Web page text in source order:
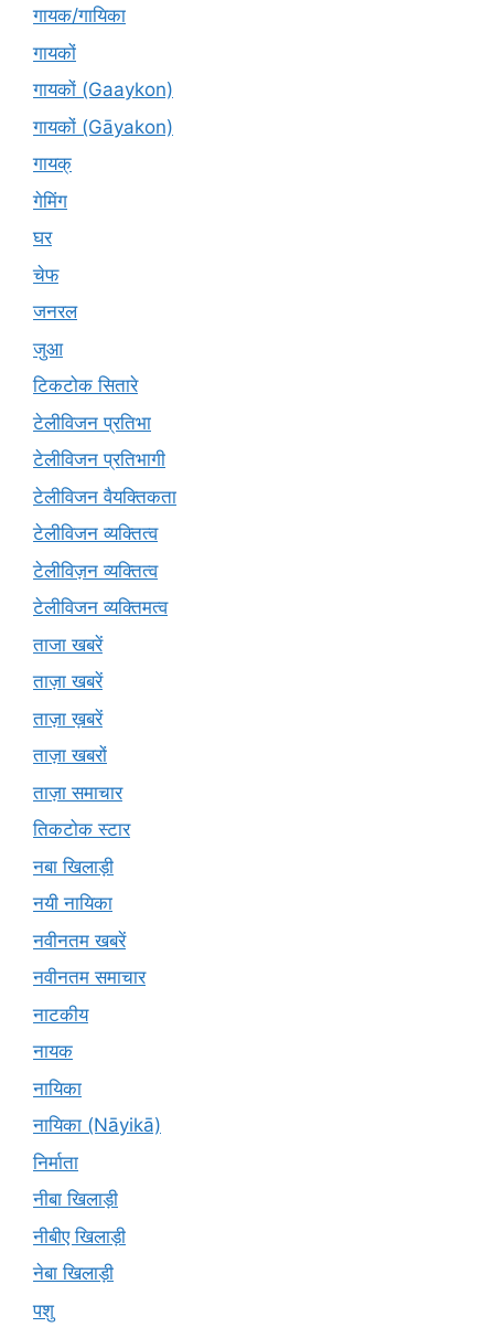
गायक/गायिका
गायकों
गायकों (Gaaykon)
गायकों (Gāyakon)
गायक्
गेमिंग
घर
चेफ
जनरल
जुआ
टिकटोक सितारे
टेलीविजन प्रतिभा
टेलीविजन प्रतिभागी
टेलीविजन वैयक्तिकता
टेलीविजन व्यक्तित्व
टेलीविज़न व्यक्तित्व
टेलीविजन व्यक्तिमत्व
ताजा खबरें
ताज़ा खबरें
ताज़ा ख़बरें
ताज़ा खबरों
ताज़ा समाचार
तिकटोक स्टार
नबा खिलाड़ी
नयी नायिका
नवीनतम खबरें
नवीनतम समाचार
नाटकीय
नायक
नायिका
नायिका (Nāyikā)
निर्माता
नीबा खिलाड़ी
नीबीए खिलाड़ी
नेबा खिलाड़ी
पशु